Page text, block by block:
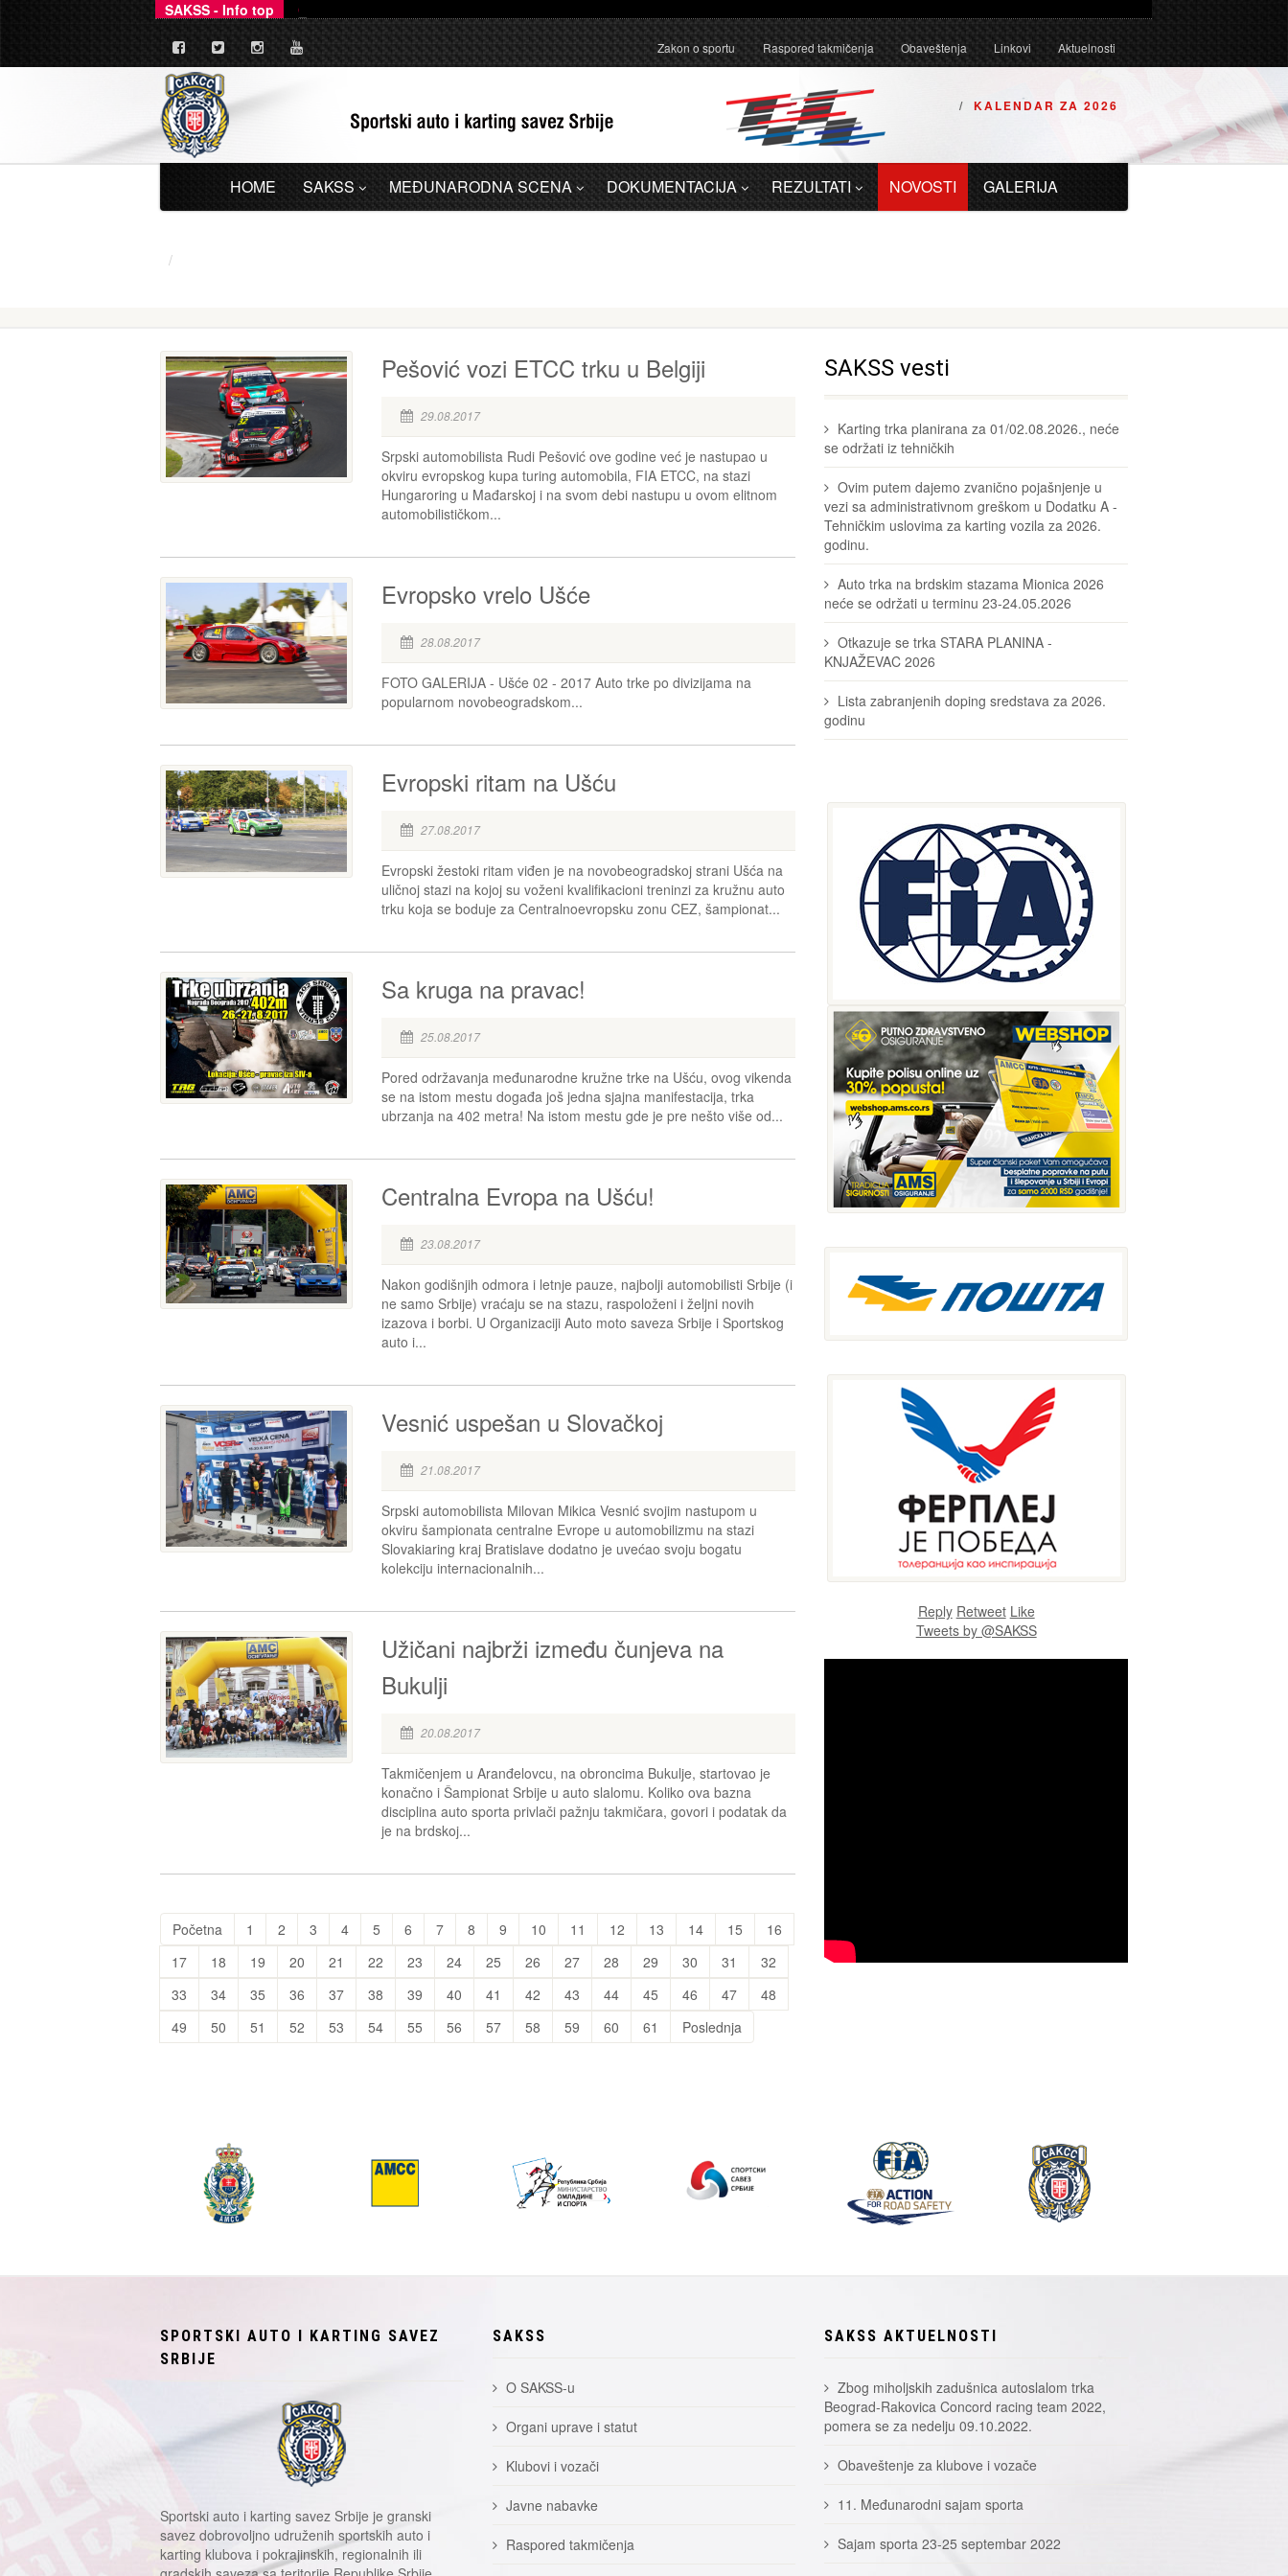
SAKSS - Info top Ovim putem dajemo zvanično pojašnjenje u vezi sa administrativnom greškom u Dodatku A - Tehničkim uslovima za karting vozila za 2026. godinu.
Zakon o sportu Raspored takmičenja Obaveštenja Linkovi Aktuelnosti
KALENDAR ZA 2026
HOME SAKSS MEĐUNARODNA SCENA DOKUMENTACIJA REZULTATI NOVOSTI GALERIJA
Pešović vozi ETCC trku u Belgiji
29.08.2017
Srpski automobilista Rudi Pešović ove godine već je nastupao u
okviru evropskog kupa turing automobila, FIA ETCC, na stazi
Hungaroring u Mađarskoj i na svom debi nastupu u ovom elitnom
automobilističkom...
Evropsko vrelo Ušće
28.08.2017
FOTO GALERIJA - Ušće 02 - 2017 Auto trke po divizijama na
popularnom novobeogradskom...
Evropski ritam na Ušću
27.08.2017
Evropski žestoki ritam viđen je na novobeogradskoj strani Ušća na
uličnoj stazi na kojoj su voženi kvalifikacioni treninzi za kružnu auto
trku koja se boduje za Centralnoevropsku zonu CEZ, šampionat...
Sa kruga na pravac!
25.08.2017
Pored održavanja međunarodne kružne trke na Ušću, ovog vikenda
se na istom mestu događa još jedna sjajna manifestacija, trka
ubrzanja na 402 metra! Na istom mestu gde je pre nešto više od...
Centralna Evropa na Ušću!
23.08.2017
Nakon godišnjih odmora i letnje pauze, najbolji automobilisti Srbije (i
ne samo Srbije) vraćaju se na stazu, raspoloženi i željni novih
izazova i borbi. U Organizaciji Auto moto saveza Srbije i Sportskog
auto i...
Vesnić uspešan u Slovačkoj
21.08.2017
Srpski automobilista Milovan Mikica Vesnić svojim nastupom u
okviru šampionata centralne Evrope u automobilizmu na stazi
Slovakiaring kraj Bratislave dodatno je uvećao svoju bogatu
kolekciju internacionalnih...
Užičani najbrži između čunjeva na
Bukulji
20.08.2017
Takmičenjem u Aranđelovcu, na obroncima Bukulje, startovao je
konačno i Šampionat Srbije u auto slalomu. Koliko ova bazna
disciplina auto sporta privlači pažnju takmičara, govori i podatak da
je na brdskoj...
Početna 1 2 3 4 5 6 7 8 9 10 11 12 13 14 15
16
17
18 19 20 21 22 23 24 25 26 27 28 29 30 31
32
33
34 35 36 37 38 39 40 41 42 43 44 45 46 47
48
49
50 51 52 53 54 55 56 57 58 59 60 61 Poslednja
SAKSS vesti
Karting trka planirana za 01/02.08.2026., neće
se održati iz tehničkih
Ovim putem dajemo zvanično pojašnjenje u
vezi sa administrativnom greškom u Dodatku A -
Tehničkim uslovima za karting vozila za 2026.
godinu.
Auto trka na brdskim stazama Mionica 2026
neće se održati u terminu 23-24.05.2026
Otkazuje se trka STARA PLANINA -
KNJAŽEVAC 2026
Lista zabranjenih doping sredstava za 2026.
godinu
Reply Retweet Like
Tweets by @SAKSS
SPORTSKI AUTO I KARTING SAVEZ
SRBIJE
Sportski auto i karting savez Srbije je granski
savez dobrovoljno udruženih sportskih auto i
karting klubova i pokrajinskih, regionalnih ili
SAKSS
O SAKSS-u
Organi uprave i statut
Klubovi i vozači
Javne nabavke
Raspored takmičenja
SAKSS AKTUELNOSTI
Zbog miholjskih zadušnica autoslalom trka
Beograd-Rakovica Concord racing team 2022,
pomera se za nedelju 09.10.2022.
Obaveštenje za klubove i vozače
11. Međunarodni sajam sporta
Sajam sporta 23-25 septembar 2022